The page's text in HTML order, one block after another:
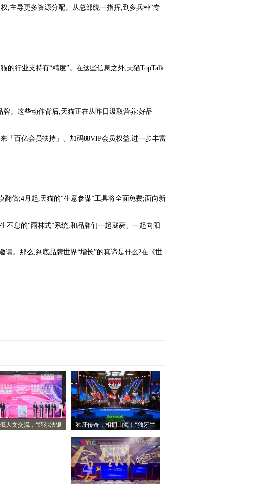
,主导更多资源分配。从总部统一指挥,到多兵种“专
的行业支持有“精度”。在这些信息之外,天猫TopTalk
牌。这些动作背后,天猫正在从昨日汲取营养:好品
「百亿会员扶持」、加码88VIP会员权益,进一步丰富
倍;4月起,天猫的“生意参谋”工具将全面免费;面向新
不息的“雨林式”系统,和品牌们一起葳蕤、一起向阳
请。那么,到底品牌世界“增长”的真谛是什么?在《世
人文交流，“阿尔法银 独牙传奇，相拥山海！“独牙兰